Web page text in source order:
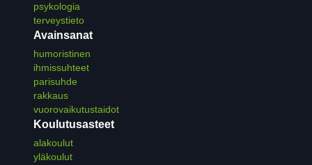
psykologia
terveystieto
Avainsanat
humoristinen
ihmissuhteet
parisuhde
rakkaus
vuorovaikutustaidot
Koulutusasteet
alakoulut
yläkoulut